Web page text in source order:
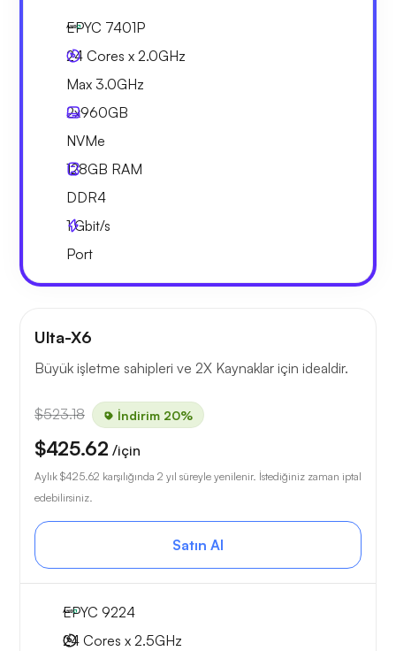
EPYC 7401P
24 Cores x 2.0GHz
Max 3.0GHz
2x960GB
NVMe
128GB RAM
DDR4
1Gbit/s
Port
Ulta-X6
Büyük işletme sahipleri ve 2X Kaynaklar için idealdir.
$523.18 İndirim 20%
$425.62 /için
Aylık $425.62 karşılığında 2 yıl süreyle yenilenir. İstediğiniz zaman iptal
edebilirsiniz.
Satın Al
EPYC 9224
24 Cores x 2.5GHz